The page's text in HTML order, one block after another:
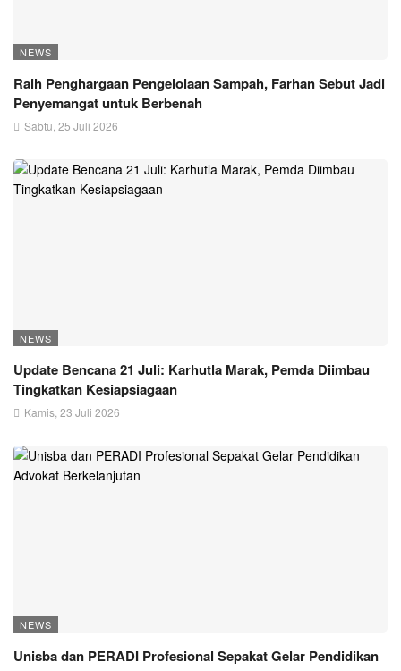
NEWS
Raih Penghargaan Pengelolaan Sampah, Farhan Sebut Jadi
Penyemangat untuk Berbenah
Sabtu, 25 Juli 2026
NEWS
Update Bencana 21 Juli: Karhutla Marak, Pemda Diimbau
Tingkatkan Kesiapsiagaan
Kamis, 23 Juli 2026
NEWS
Unisba dan PERADI Profesional Sepakat Gelar Pendidikan